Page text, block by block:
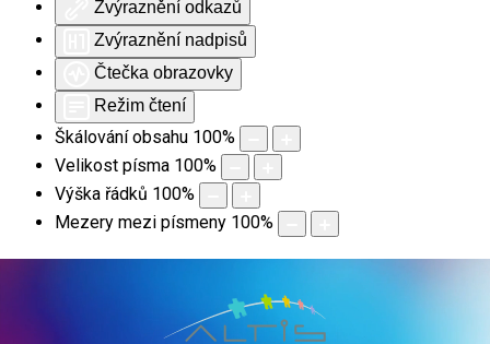
Zvýraznění odkazů
Zvýraznění nadpisů
Čtečka obrazovky
Režim čtení
Škálování obsahu 100%
Velikost písma 100%
Výška řádků 100%
Mezery mezi písmeny 100%